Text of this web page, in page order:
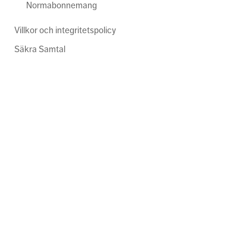
Normabonnemang
Villkor och integritetspolicy
Säkra Samtal